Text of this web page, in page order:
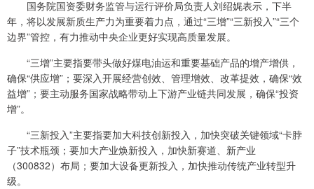
国务院国资委财务监管与运行评价局负责人刘绍娓表示，下半
年，将以发展新质生产力为重要着力点，通过“三增”“三新投入”“三个
边界”管控，有力推动中央企业更好实现高质量发展。
“三增”主要指要带头做好煤电油运和重要基础产品的增产增供，
确保“供应增”；要深入开展经营创效、管理增效、改革提效，确保“效
益增”；要主动服务国家战略带动上下游产业链共同发展，确保“投资
增”。
“三新投入”主要指要加大科技创新投入，加快突破关键领域“卡脖
子”技术瓶颈；要加大产业焕新投入，加快新赛道、新产业
（300832）布局；要加大设备更新投入，加快推动传统产业转型升
级。